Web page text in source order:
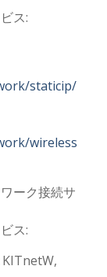
ス:
staticip/
wireless
ーク接続サ
ス:
KITnetW,